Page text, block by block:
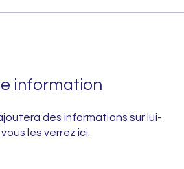
information
des informations sur lui-
les verrez ici.